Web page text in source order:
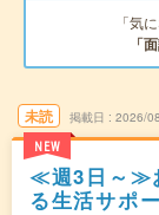
「気
「
未読
NEW
掲載日 2026/
≪週3日～≫
る生活サポ